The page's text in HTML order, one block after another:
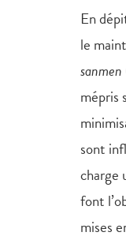
En
le
sanmen
mépris
sont
charge
font
mises